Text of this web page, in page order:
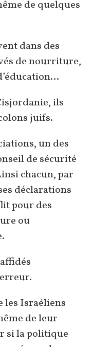
de quelques
dans des
de nourriture,
ils
juifs.
un des
de sécurité
chacun, par
déclarations
pour des
ou
les Israéliens
de leur
si la politique